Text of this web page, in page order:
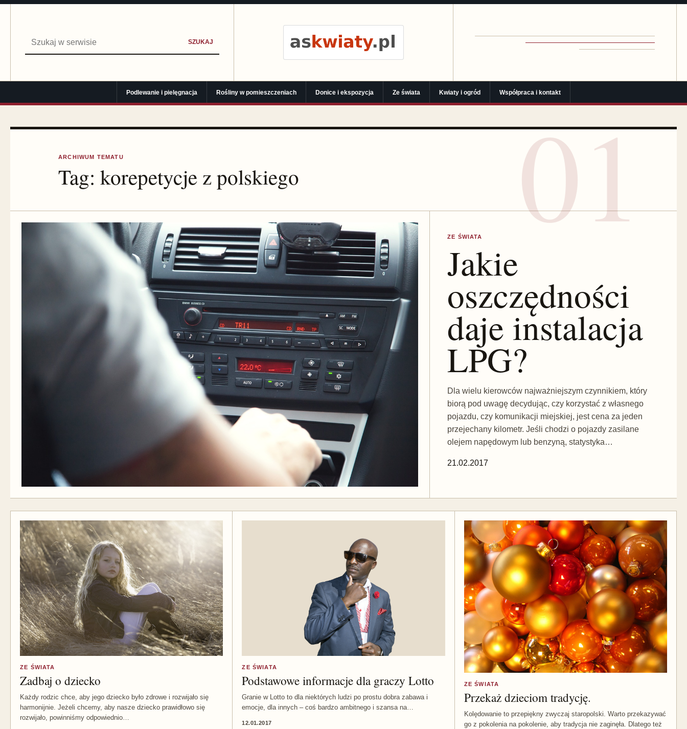
SZUKAJ
Podlewanie i pielęgnacja Rośliny w pomieszczeniach Donice i ekspozycja Ze świata Kwiaty i ogród Współpraca i kontakt
ARCHIWUM TEMATU
Tag:korepetycje z polskiego
ZE ŚWIATA
Jakie
oszczędności
daje instalacja
LPG?
Dla wielu kierowców najważniejszym czynnikiem, który
biorą pod uwagę decydując, czy korzystać z własnego
pojazdu, czy komunikacji miejskiej, jest cena za jeden
przejechany kilometr. Jeśli chodzi o pojazdy zasilane
olejem napędowym lub benzyną, statystyka…
21.02.2017
ZE ŚWIATA
Zadbaj o dziecko
Każdy rodzic chce, aby jego dziecko było zdrowe i rozwijało się
harmonijnie. Jeżeli chcemy, aby nasze dziecko prawidłowo się
rozwijało, powinniśmy odpowiednio…
ZE ŚWIATA
Podstawowe informacje dla graczy Lotto
Granie w Lotto to dla niektórych ludzi po prostu dobra zabawa i
emocje, dla innych – coś bardzo ambitnego i szansa na…
12.01.2017
ZE ŚWIATA
Przekaż dzieciom tradycję.
Kolędowanie to przepiękny zwyczaj staropolski. Warto przekazywać
go z pokolenia na pokolenie, aby tradycja nie zaginęła. Dlatego też